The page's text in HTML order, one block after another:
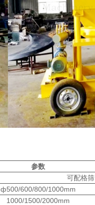
参数
可配格筛
ф500/600/800/1000mm
1000/1500/2000mm